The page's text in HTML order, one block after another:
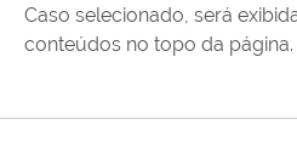
Caso selecionado, será
conteúdos no topo da página.